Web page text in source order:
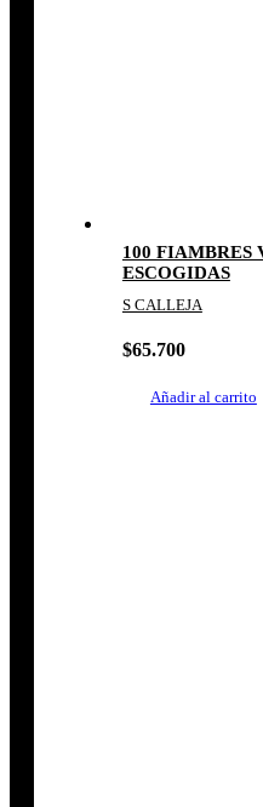
100 FIAMBRES
ESCOGIDAS
S CALLEJA
$65.700
Añadir al carrito